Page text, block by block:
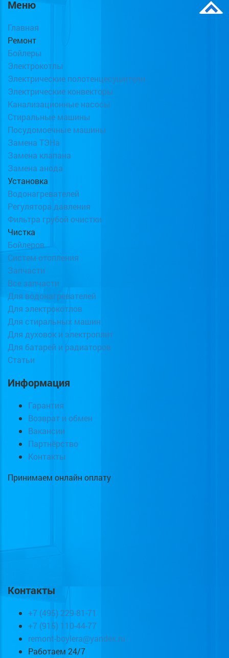
Меню
Главная
Ремонт
Бойлеры
Электрокотлы
Электрические полотенцесушители
Электрические конвекторы
Канализационные насосы
Стиральные машины
Посудомоечные машины
Замена ТЭНа
Замена клапана
Замена анода
Установка
Водонагревателей
Регулятора давления
Фильтра грубой очистки
Чистка
Бойлеров
Систем отопления
Запчасти
Все запчасти
Для водонагревателей
Для электрокотлов
Для стиральных машин
Для духовок и электроплит
Для батарей и радиаторов
Статьи
Информация
Гарантия
Возврат и обмен
Вакансии
Партнёрство
Контакты
Принимаем онлайн оплату
Контакты
+7 (495) 229-81-71
+7 (915) 110-44-77
remont-boylera@yandex.ru
Работаем 24/7